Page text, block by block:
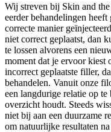
Wij streven bij Skin and
eerder behandelingen
correcte manier
niet correct geplaatst, dan
te lossen alvorens een
moment dat je ervoor kiest
incorrect geplaatste filler,
behandelen. Vanuit onze
een langdurige relatie op
overzicht houdt. Steeds
niet bij aan een duurzame
om natuurlijke resultaten na